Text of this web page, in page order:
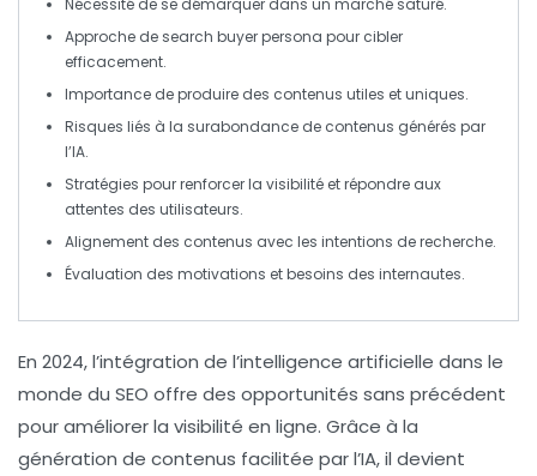
Nécessité de se démarquer dans un marché saturé.
Approche de search buyer persona pour cibler
efficacement.
Importance de produire des contenus utiles etuniques.
Risques liés à la surabondance de contenus générés par
l’IA.
Stratégies pour renforcer la visibilité et répondre aux
attentes des utilisateurs.
Alignement des contenus avec les intentions de recherche.
Évaluation des motivations etbesoins des internautes.
En 2024, l’intégration de l’intelligence artificielle dans le
monde du SEO offre des opportunités sans précédent
pour améliorer la visibilité en ligne. Grâce à la
génération de contenus facilitée par l’IA, il devient